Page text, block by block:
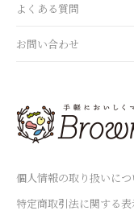
個人情報の取り扱いにつ
特定商取引法に関する
よくある質問
お問い合わせ